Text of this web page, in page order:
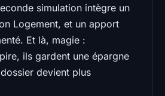
simulation intègre un
Logement, et un apport
Et là, magie :
ils gardent une épargne
devient plus